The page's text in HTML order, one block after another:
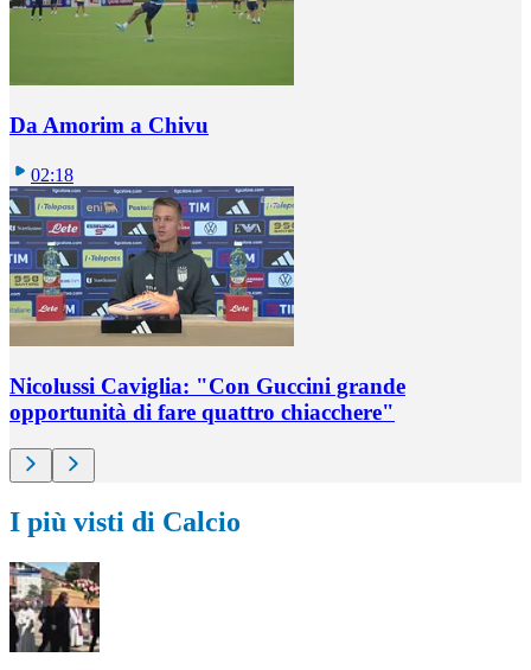
Da Amorim a Chivu
02:18
Nicolussi Caviglia: "Con Guccini grande
opportunità di fare quattro chiacchere"
I più visti di Calcio